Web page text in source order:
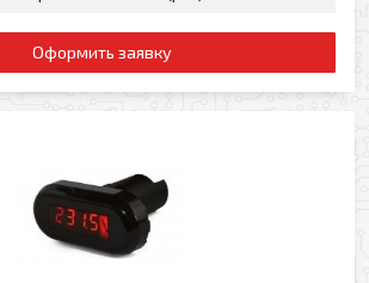
Оформить заявку